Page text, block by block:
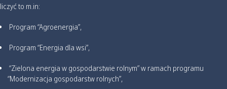
liczyć to m.in:
Program “Agroenergia”,
Program “Energia dla wsi”,
“Zielona energia w gospodarstwie rolnym” w ramach programu
“Modernizacja gospodarstw rolnych”,